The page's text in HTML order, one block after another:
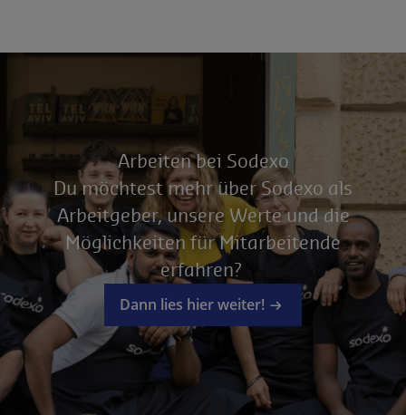
Arbeiten bei Sodexo
Du möchtest mehr über Sodexo als
Arbeitgeber, unsere Werte und die
Möglichkeiten für Mitarbeitende
erfahren?
Dann lies hier weiter!